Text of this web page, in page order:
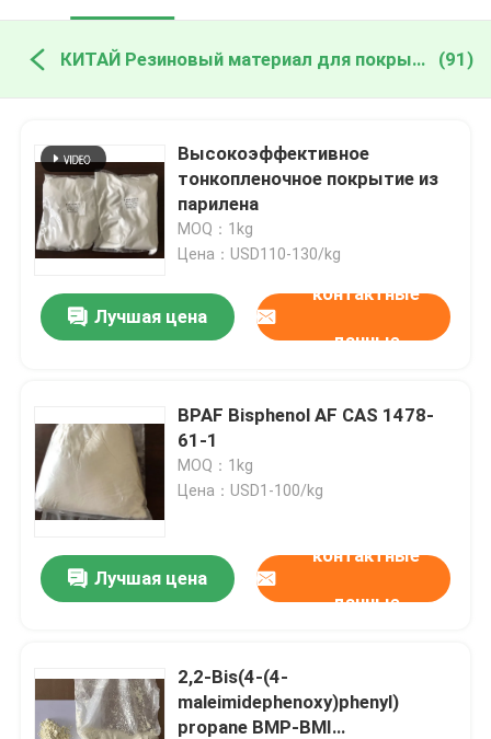
КИТАЙ Резиновый материал для покрытий (91)
Высокоэффективное
тонкопленочное покрытие из
парилена
MOQ：1kg
Цена：USD110-130/kg
Лучшая цена
контактные
данные
BPAF Bisphenol AF CAS 1478-
61-1
MOQ：1kg
Цена：USD1-100/kg
Лучшая цена
контактные
данные
2,2-Bis(4-(4-
maleimidephenoxy)phenyl)
propane BMP-BMI